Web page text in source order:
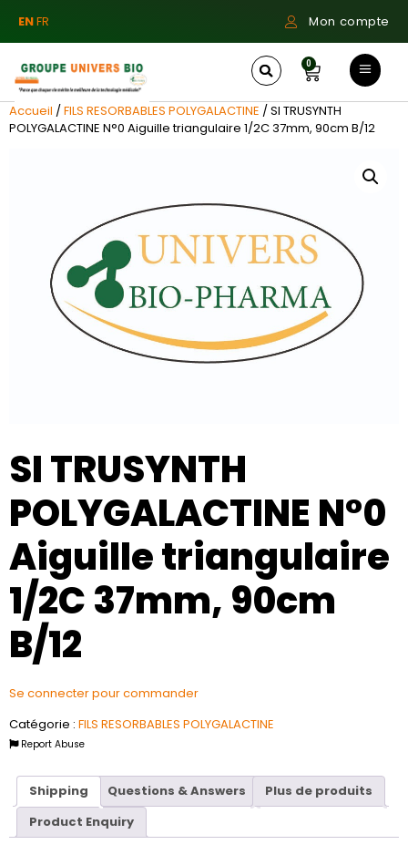
ENFR Mon compte
0
Accueil /FILS RESORBABLES POLYGALACTINE / SI TRUSYNTH
POLYGALACTINE N°0 Aiguille triangulaire 1/2C 37mm, 90cm B/12
SI TRUSYNTH
POLYGALACTINE N°0
Aiguille triangulaire
1/2C 37mm, 90cm
B/12
Se connecter pour commander
Catégorie : FILS RESORBABLES POLYGALACTINE
Report Abuse
Shipping Questions & Answers
Plus de produits
Product Enquiry